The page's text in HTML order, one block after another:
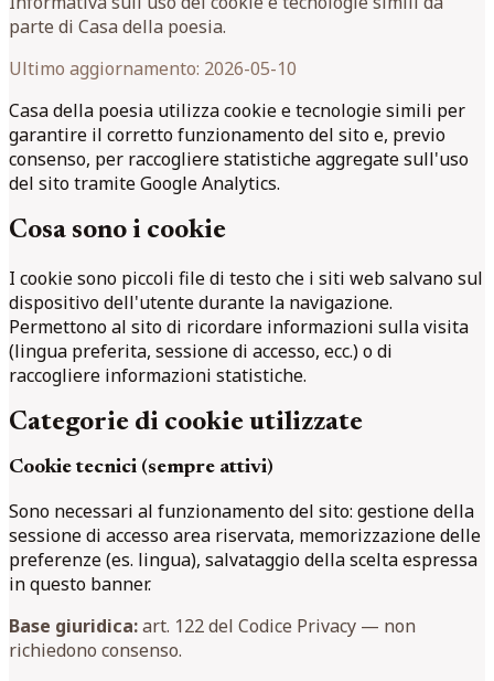
parte di Casa della poesia.
Ultimo aggiornamento: 2026-05-10
Casa della poesia utilizza cookie e tecnologie simili per
garantire il corretto funzionamento del sito e, previo
consenso, per raccogliere statistiche aggregate sull'uso
del sito tramite Google Analytics.
Cosa sono i cookie
I cookie sono piccoli file di testo che i siti web salvano sul
dispositivo dell'utente durante la navigazione.
Permettono al sito di ricordare informazioni sulla visita
(lingua preferita, sessione di accesso, ecc.) o di
raccogliere informazioni statistiche.
Categorie di cookie utilizzate
Cookie tecnici (sempre attivi)
Sono necessari al funzionamento del sito: gestione della
sessione di accesso area riservata, memorizzazione delle
preferenze (es. lingua), salvataggio della scelta espressa
in questo banner.
Base giuridica:art. 122 del Codice Privacy — non
richiedono consenso.